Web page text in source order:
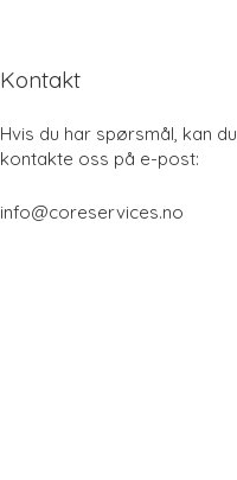
Kontakt
Hvis du har spørsmål, kan du
kontakte oss på e-post:
info@coreservices.no